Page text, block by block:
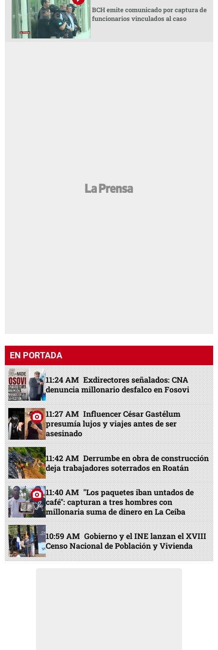
BCH emite comunicado por captura de
funcionarios vinculados al caso
EN PORTADA
11:24 AM Exdirectores señalados: CNA
denuncia millonario desfalco en Fosovi
11:27 AM Influencer César Gastélum
presumía lujos y viajes antes de ser
asesinado
11:42 AM Derrumbe en obra de construcción
deja trabajadores soterrados en Roatán
11:40 AM "Los paquetes iban untados de
café": capturan a tres hombres con
millonaria suma de dinero en La Ceiba
10:59 AM Gobierno y el INE lanzan el XVIII
Censo Nacional de Población y Vivienda